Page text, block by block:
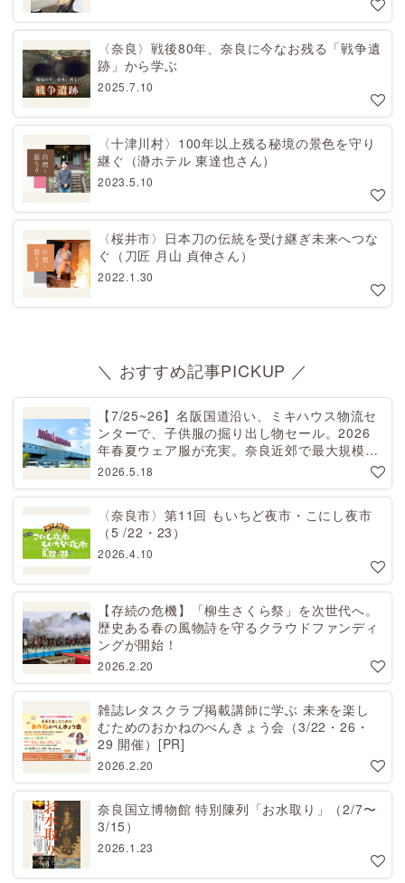
〈奈良〉戦後80年、奈良に今なお残る「戦争遺
跡」から学ぶ
2025.7.10
〈十津川村〉100年以上残る秘境の景色を守り
継ぐ（瀞ホテル 東達也さん）
2023.5.10
〈桜井市〉日本刀の伝統を受け継ぎ未来へつな
ぐ（刀匠 月山 貞伸さん）
2022.1.30
＼ おすすめ記事PICKUP ／
【7/25~26】名阪国道沿い、ミキハウス物流セ
ンターで、子供服の掘り出し物セール。2026
年春夏ウェア服が充実。奈良近郊で最大規模！
天理から27分[PR]
2026.5.18
〈奈良市〉第11回 もいちど夜市・こにし夜市
（5 /22・23）
2026.4.10
【存続の危機】「柳生さくら祭」を次世代へ。
歴史ある春の風物詩を守るクラウドファンディ
ングが開始！
2026.2.20
雑誌レタスクラブ掲載講師に学ぶ 未来を楽し
むためのおかねのべんきょう会（3/22・26・
29 開催）[PR]
2026.2.20
奈良国立博物館 特別陳列「お水取り」（2/7〜
3/15）
2026.1.23